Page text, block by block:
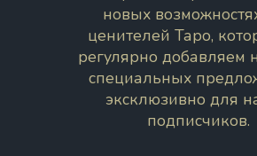
новых
ценителей Таро,
регулярно добавляем
специальных
эксклюзивно для
подписчиков.